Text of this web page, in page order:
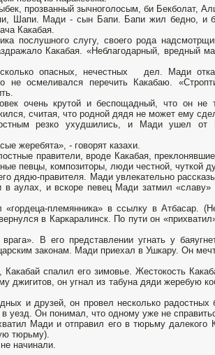
прозванный зычноголосым, би Бекболат,
Шапи. Мади - сын Бапи. Бапи жил бедно, и
Какабая.
послушного слугу, своего рода
Какабая. «Неблагодарный, вредный
опасных, нечестных дел. Мади
не осмеливался перечить Какабаю.
очень крутой и беспощадный, что он не
считая, что родной дядя не может ему
резко ухудшились, и Мади ушел от
жеребята», - говорят казахи.
правители, вроде Какабая,
певцы, композиторы, люди честной, чуткой
дядю-правителя. Мади увлекательно
аулах, и вскоре певец Мади затмил «славу»
племянника» в ссылку в Атбасар.
в Каркаралинск. По пути он
В его представлении угнать у
законам. Мади приехал в Ушкару. Он
Какабай спалил его зимовье. Жестокость
джигитов, он угнал из табуна дяди жеребую
и друзей, он провел несколько радостных
уезд. Он понимал, что одному уже не
Мади и отправил его в тюрьму далекого
тюрьму).
начинали.